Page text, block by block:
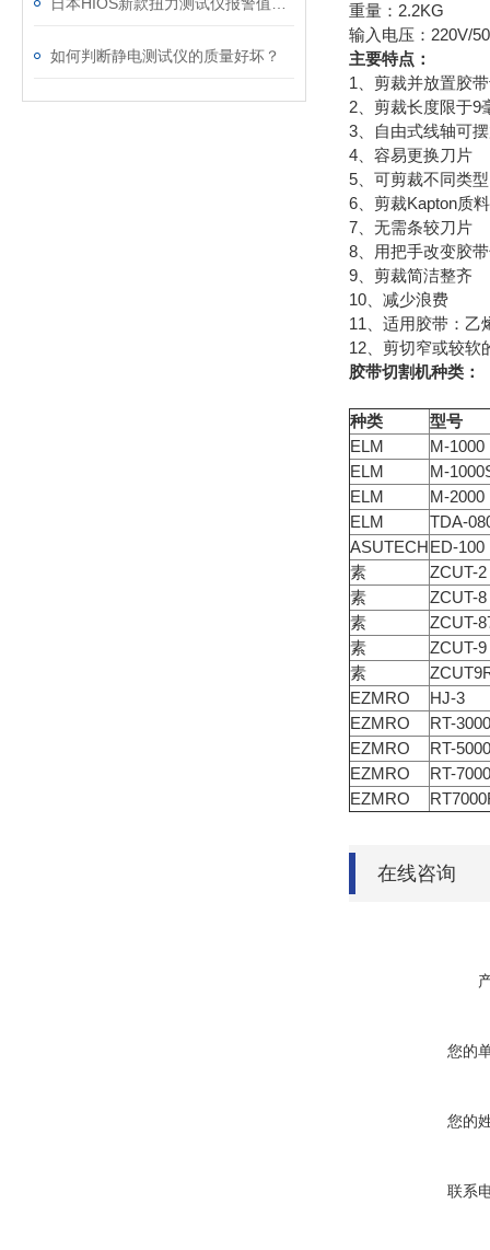
如何判断静电测试仪的质量好坏？
重量：2.2KG
输入电压：220V/
主要特点：
1、剪裁并放置胶
2、剪裁长度限于9
3、自由式线轴可
4、容易更换刀片
5、可剪裁不同类
6、剪裁Kapton质
7、无需条较刀片
8、用把手改变胶
9、剪裁简洁整齐
10、减少浪费
11、适用胶带：乙
12、剪切窄或较软
胶带切割机种类：
种类
型号
ELM
M-1000
ELM
M-
ELM
M-2000
ELM
TDA-
ASUTECHED-100
素
ZCUT-2
素
ZCUT-8
素
ZCUT-
素
ZCUT-9
素
EZMRO
HJ-3
EZMRO
RT-3000
EZMRO
RT-5000
EZMRO
RT-7000
EZMRO
在线咨询
您的
您的
联系